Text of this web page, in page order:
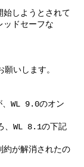
しようとされて
ッドセーフな
いします。
WL 9.0のオン
、WL 8.1の下記
が解消されたの